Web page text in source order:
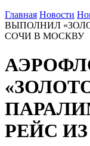
Главная Новости
ВЫПОЛНИЛ
СОЧИ В МОСКВУ
РЕЙС